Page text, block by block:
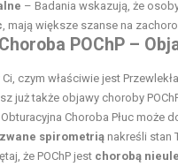
– Badania wskazują, że
, mają większe szanse na
POChP –
czym właściwie jest
już także objawy choroby
Choroba Płuc
spirometrią nakreśli stan
że POChP jest chorobą